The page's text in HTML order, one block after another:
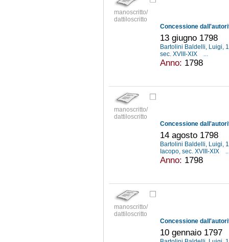
manoscritto/
dattiloscritto
13 giugno 1798
Bartolini Baldelli, Luigi,
sec. XVIII-XIX
...
Anno: 1798
manoscritto/
dattiloscritto
14 agosto 1798
Bartolini Baldelli, Luigi,
Iacopo, sec. XVIII-XIX
Anno: 1798
manoscritto/
dattiloscritto
10 gennaio 1797